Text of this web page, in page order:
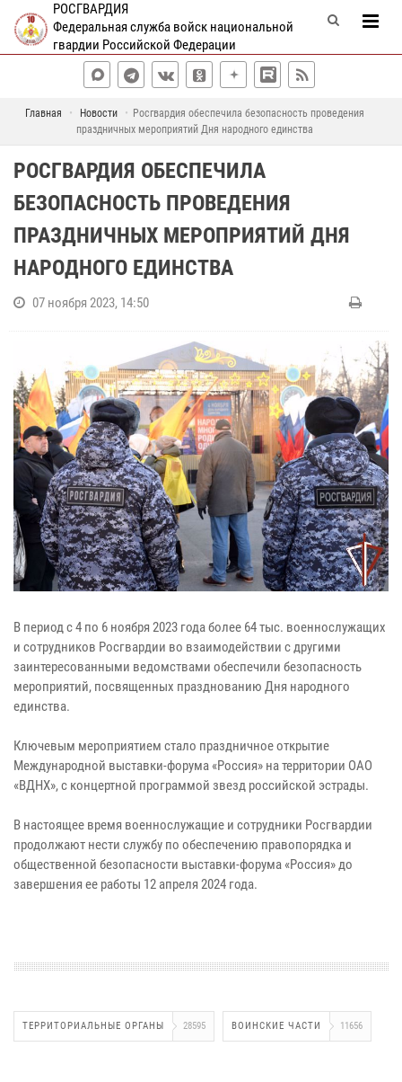
РОСГВАРДИЯ
Федеральная служба войск национальной
гвардии Российской Федерации
Главная Новости
Росгвардия обеспечила безопасность проведения
праздничных мероприятий Дня народного единства
РОСГВАРДИЯ ОБЕСПЕЧИЛА
БЕЗОПАСНОСТЬ ПРОВЕДЕНИЯ
ПРАЗДНИЧНЫХ МЕРОПРИЯТИЙ ДНЯ
НАРОДНОГО ЕДИНСТВА
07 ноября 2023, 14:50
В период с 4 по 6 ноября 2023 года более 64 тыс. военнослужащих
и сотрудников Росгвардии во взаимодействии с другими
заинтересованными ведомствами обеспечили безопасность
мероприятий, посвященных празднованию Дня народного
единства.
Ключевым мероприятием стало праздничное открытие
Международной выставки-форума «Россия» на территории ОАО
«ВДНХ», с концертной программой звезд российской эстрады.
В настоящее время военнослужащие и сотрудники Росгвардии
продолжают нести службу по обеспечению правопорядка и
общественной безопасности выставки-форума «Россия» до
завершения ее работы 12 апреля 2024 года.
ТЕРРИТОРИАЛЬНЫЕ ОРГАНЫ 28595 ВОИНСКИЕ ЧАСТИ 11656